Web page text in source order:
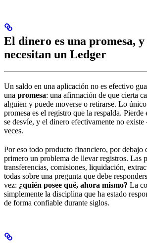
El dinero es una promesa, y
necesitan un Ledger
Un saldo en una aplicación no es efectivo
una promesa: una afirmación de que cierta
alguien y puede moverse o retirarse. Lo único
promesa es el registro que la respalda.
se desvíe, y el dinero efectivamente no
veces.
Por eso todo producto financiero, por debajo
primero un problema de llevar registros. Las
transferencias, comisiones, liquidación,
todas sobre una pregunta que debe
vez: ¿quién posee qué, ahora mismo? La
simplemente la disciplina que ha estado
de forma confiable durante siglos.